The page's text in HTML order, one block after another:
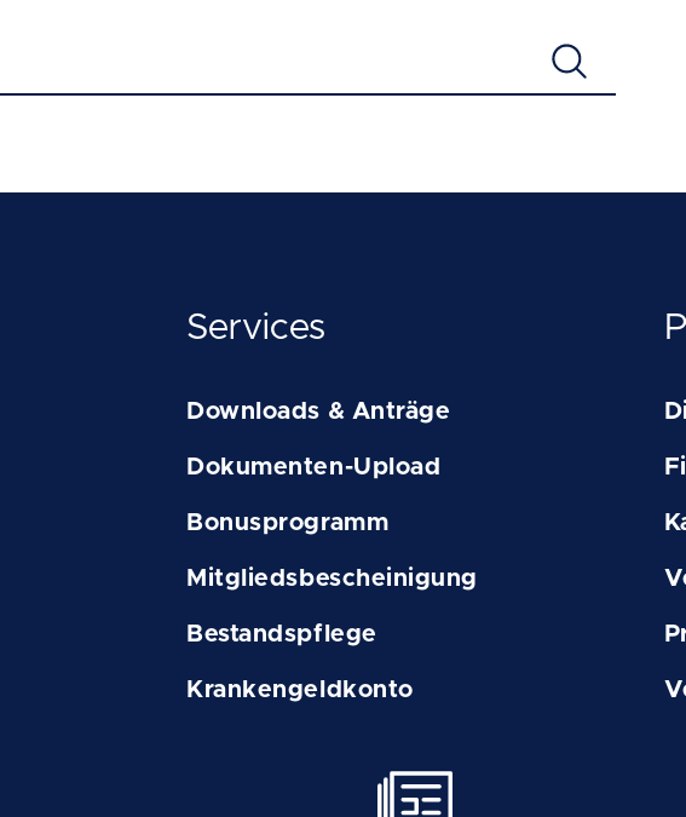
Services
Downloads & Anträge
Dokumenten-Upload
Bonusprogramm
Mitgliedsbescheinigung
Bestandspflege
Krankengeldkonto